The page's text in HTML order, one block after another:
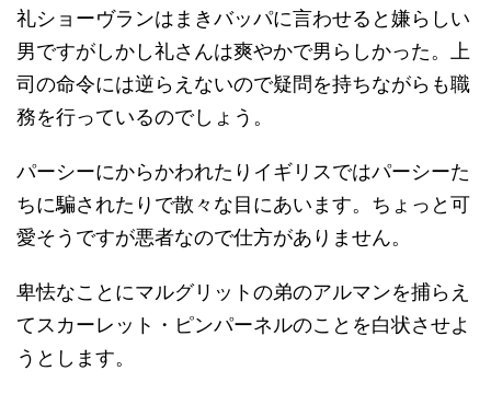
礼ショーヴランはまきバッパに言わせると嫌らしい
男ですがしかし礼さんは爽やかで男らしかった。上
司の命令には逆らえないので疑問を持ちながらも職
務を行っているのでしょう。
パーシーにからかわれたりイギリスではパーシーた
ちに騙されたりで散々な目にあいます。ちょっと可
愛そうですが悪者なので仕方がありません。
卑怯なことにマルグリットの弟のアルマンを捕らえ
てスカーレット・ピンパーネルのことを白状させよ
うとします。